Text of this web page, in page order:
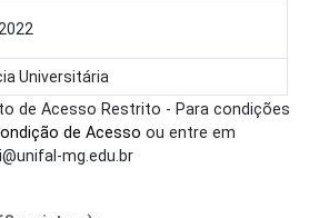
Universitária
de Acesso Restrito - Para condições
de Acesso ou entre em
mg.edu.br